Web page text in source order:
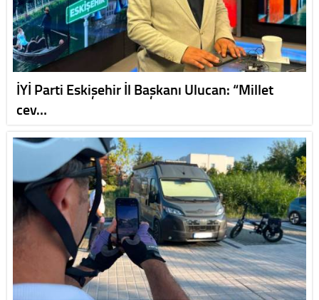
İYİ Parti Eskişehir İl Başkanı Ulucan: “Millet
cev…